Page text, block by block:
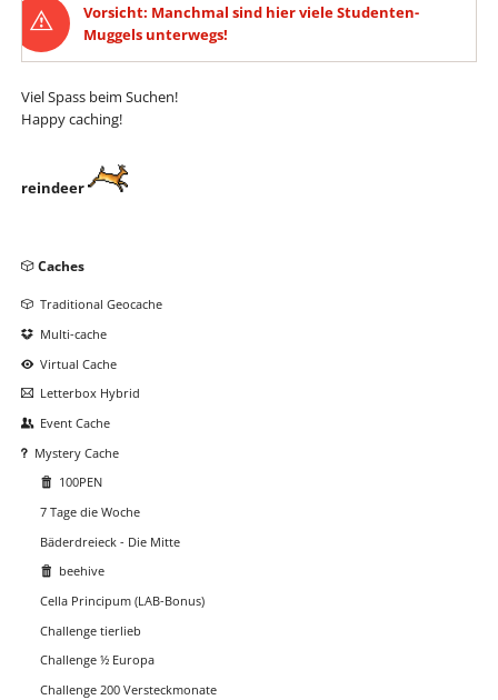
Vorsicht: Manchmal sind hier viele Studenten-
Muggels unterwegs!
Viel Spass beim Suchen!
Happy caching!
reindeer
Navigation
Caches
Traditional Geocache
Multi-cache
Virtual Cache
Letterbox Hybrid
Event Cache
Mystery Cache
100PEN
7 Tage die Woche
Bäderdreieck - Die Mitte
beehive
Cella Principum (LAB-Bonus)
Challenge tierlieb
Challenge ½ Europa
Challenge 200 Versteckmonate